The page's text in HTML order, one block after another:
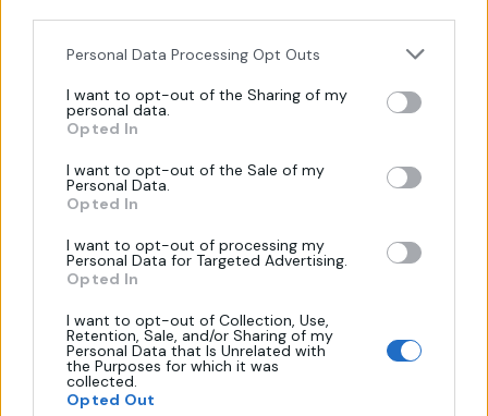
Personal Data Processing Opt Outs
I want to opt-out of the Sharing of my
personal data.
Opted In
I want to opt-out of the Sale of my
Personal Data.
Opted In
I want to opt-out of processing my
Personal Data for Targeted Advertising.
Opted In
I want to opt-out of Collection, Use,
Retention, Sale, and/or Sharing of my
Personal Data that Is Unrelated with
the Purposes for which it was
collected.
Opted Out
Περιγραφή Αξιολογήσεις (0) Επεξήγηση
Υψηλής ποιότητας χειροποίητος καθρέφτης: Αυτός ο καθρέφτης
είναι δημιουργημένος με επιδεξιότητα από εξαιρετικά υλικά. Κάθε
αίσθηση πολυτέλειας και κομψότητας.
Related Products